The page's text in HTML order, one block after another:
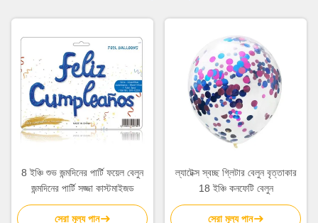
8 ইঞ্চি শুভ জন্মদিনের পার্টি ফয়েল বেলুন
জন্মদিনের পার্টি সজ্জা কাস্টমাইজড
সেরা মূল্য পান
ল্যাটেক্স স্বচ্ছ গ্লিটার বেলুন বৃত্তাকার
18 ইঞ্চি কনফেটি বেলুন
সেরা মূল্য পান